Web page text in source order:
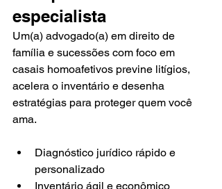
especialista
Um(a) advogado(a) em direito de
família e sucessões com foco em
casais homoafetivos previne litígios,
acelera o inventário e desenha
estratégias para proteger quem você
ama.
Diagnóstico jurídico rápido e
personalizado
Inventário ágil e econômico